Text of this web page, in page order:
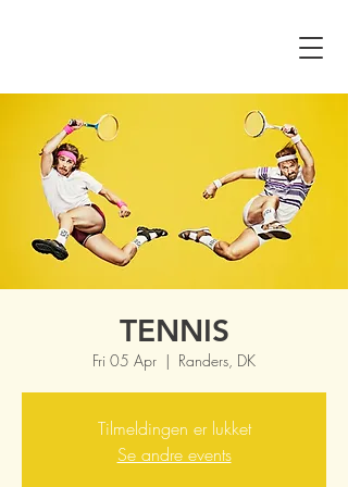
TENNIS
Fri 05 Apr
  |
Randers, DK
Tilmeldingen er lukket
Se andre events